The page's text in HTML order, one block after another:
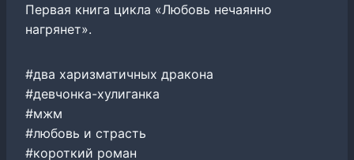
Первая книга цикла «Любовь нечаянно
нагрянет».
#два харизматичных дракона
#девчонка-хулиганка
#мжм
#любовь и страсть
#короткий роман